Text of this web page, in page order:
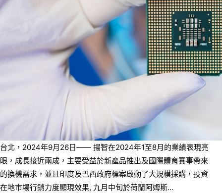
台北，2024年9月26日—— 揚智在2024年1至8月的業績表現亮
眼，成長接近兩成，主要受益於新產品推出及國際體育賽事帶來
的換機需求，並且印度及巴西政府標案啟動了大規模採購，投資
在地市場行銷力度顯現效果, 九月中旬於荷蘭阿姆斯...